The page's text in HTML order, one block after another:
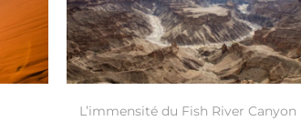
L’immensité du Fish River Canyon